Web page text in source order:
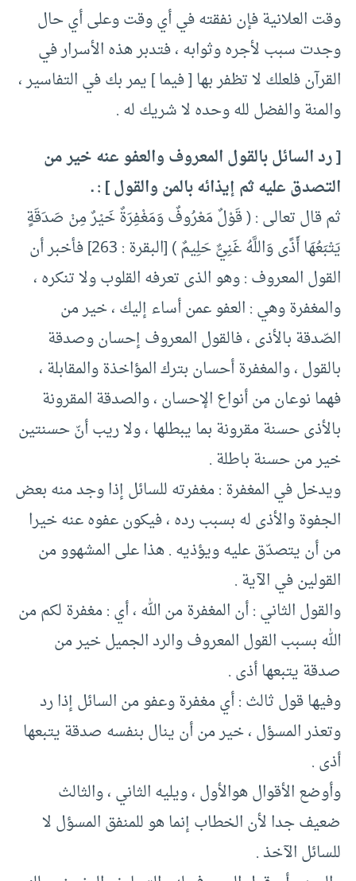
وقت العلانية فإن نفقته في أي وقت وعلى أي حال
وجدت سبب لأجره وثوابه ، فتدبر هذه الأسرار في
القرآن فلعلك لا تظفر بها [ فيما ] يمر بك في التفاسير ،
والمنة والفضل لله وحده لا شريك له .
[ رد السائل بالقول المعروف والعفو عنه خير من
التصدق عليه ثم إيذائه بالمن والقول ] : ـ
ثم قال تعالى : ( قَوْلٌ مَعْرُوفٌ وَمَغْفِرَةٌ خَيْرٌ مِنْ صَدَقَةٍ
يَتْبَعُهَا أَذًى وَاللَّهُ غَنِيٌّ حَلِيمٌ ) [البقرة : 263] فأخبر أن
القول المعروف : وهو الذى تعرفه القلوب ولا تنكره ،
والمغفرة وهي : العفو عمن أساء إليك ، خير من
الصّدقة بالأذى ، فالقول المعروف إحسان وصدقة
بالقول ، والمغفرة أحسان بترك المؤاخذة والمقابلة ،
فهما نوعان من أنواع الإحسان ، والصدقة المقرونة
بالأذى حسنة مقرونة بما يبطلها ، ولا ريب أنّ حسنتين
خير من حسنة باطلة .
ويدخل في المغفرة : مغفرته للسائل إذا وجد منه بعض
الجفوة والأذى له بسبب رده ، فيكون عفوه عنه خيرا
من أن يتصدّق عليه ويؤذيه . هذا على المشهوو من
القولين في الآية .
والقول الثاني : أن المغفرة من الله ، أي : مغفرة لكم من
الله بسبب القول المعروف والرد الجميل خير من
صدقة يتبعها أذى .
وفيها قول ثالث : أي مغفرة وعفو من السائل إذا رد
وتعذر المسؤل ، خير من أن ينال بنفسه صدقة يتبعها
أذى .
وأوضع الأقوال هوالأول ، ويليه الثاني ، والثالث
ضعيف جدا لأن الخطاب إنما هو للمنفق المسؤل لا
للسائل الآخذ .